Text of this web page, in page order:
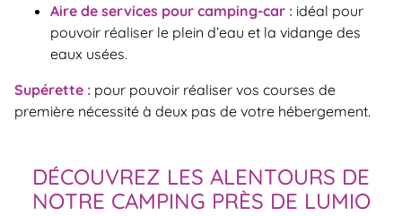
Aire de services pour camping-car : idéal pour
pouvoir réaliser le plein d’eau et la vidange des
eaux usées.
Supérette : pour pouvoir réaliser vos courses de
première nécessité à deux pas de votre hébergement.
DÉCOUVREZ LES ALENTOURS DE
NOTRE CAMPING PRÈS DE LUMIO